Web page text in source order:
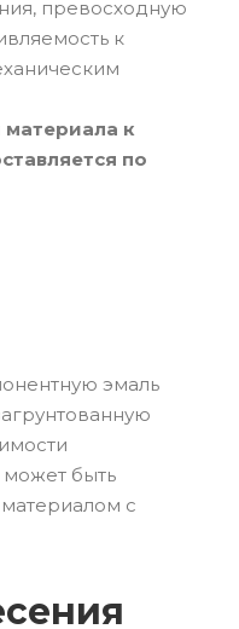
превосходную
к
к
по
эмаль
может быть
с